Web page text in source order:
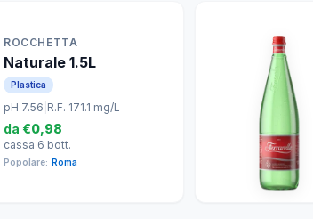
ROCCHETTA
Naturale 1.5L
Plastica
pH 7.56 R.F. 171.1 mg/L
da €0,98
cassa 6 bott.
Popolare: Roma